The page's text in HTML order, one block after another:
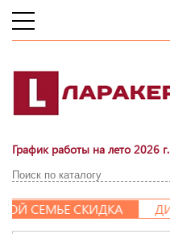
График работы на лето 2026 г.
СЕМЬЕ СКИДКА